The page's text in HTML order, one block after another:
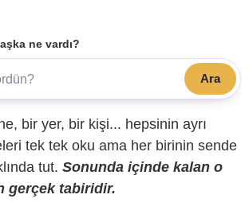
ne vardı?
Ara
bir yer, bir kişi... hepsinin ayrı
tek tek oku ama her birinin sende
tut. Sonunda içinde kalan o
gerçek tabiridir.